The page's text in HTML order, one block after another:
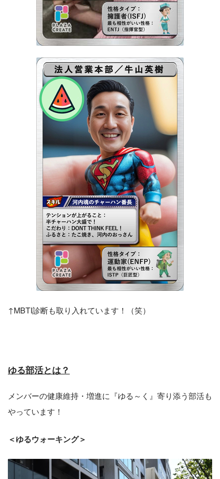
↑MBTI診断も取り入れています！（笑）
ゆる部活とは？
メンバーの健康維持・増進に『ゆる～く』寄り添う部活も
やっています！
＜ゆるウォーキング＞